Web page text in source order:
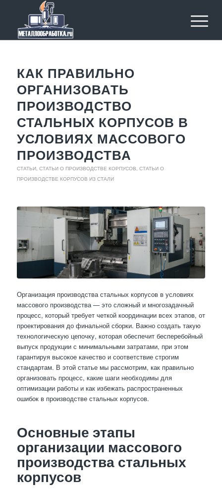
КАК ПРАВИЛЬНО
ОРГАНИЗОВАТЬ
ПРОИЗВОДСТВО
СТАЛЬНЫХ КОРПУСОВ В
УСЛОВИЯХ МАССОВОГО
ПРОИЗВОДСТВА
СТАТЬИ, СТАТЬИ О ПРОИЗВОДСТВЕ КОРПУСОВ СТАТЬИ О
ПРОИЗВОДСТВЕ КОРПУСОВ ИЗ СТАЛИ
Организация производства стальных корпусов в условиях
массового производства — это сложный и многозадачный
процесс, который требует четкой координации всех этапов, от
проектирования до финальной сборки. Важно создать такую
технологическую цепочку, которая обеспечит бесперебойный
выпуск продукции с минимальными затратами, при этом
гарантируя высокое качество и соответствие строгим
стандартам. В этой статье мы рассмотрим, как правильно
организовать процесс, какие шаги необходимы для
оптимизации работы и как избежать распространенных
ошибок в производстве стальных корпусов.
Основные этапы
организации массового
производства стальных
корпусов